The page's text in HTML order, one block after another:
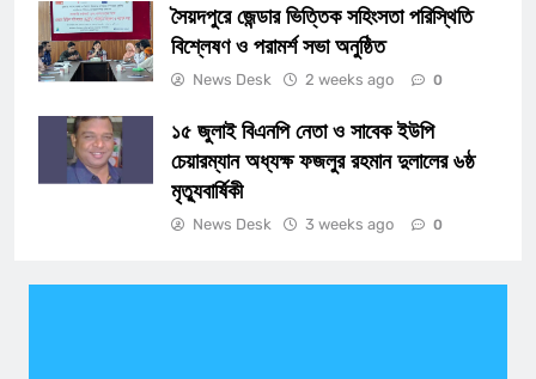
সৈয়দপুরে জেন্ডার ভিত্তিক সহিংসতা পরিস্থিতি
বিশ্লেষণ ও পরামর্শ সভা অনুষ্ঠিত
News Desk 2 weeks ago 0
১৫ জুলাই বিএনপি নেতা ও সাবেক ইউপি
চেয়ারম্যান অধ্যক্ষ ফজলুর রহমান দুলালের ৬ষ্ঠ
মৃত্যুবার্ষিকী
News Desk 3 weeks ago 0